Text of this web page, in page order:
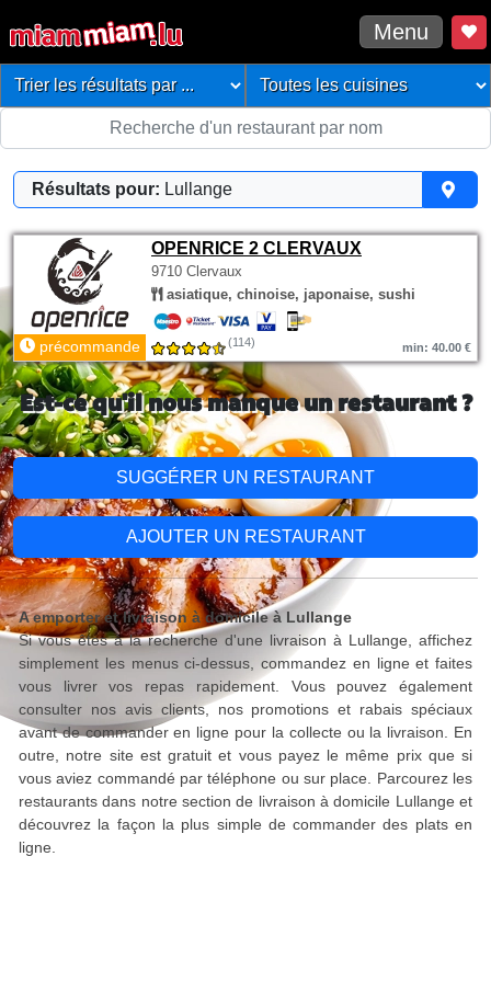
Menu
Résultats pour: Lullange
OPENRICE 2 CLERVAUX
9710 Clervaux
asiatique, chinoise, japonaise, sushi
précommande (114) min: 40.00 €
Est-ce qu'il nous manque un restaurant ?
SUGGÉRER UN RESTAURANT
AJOUTER UN RESTAURANT
A emporter et livraison à domicile à Lullange
Si vous êtes à la recherche d'une livraison à Lullange, affichez
simplement les menus ci-dessus, commandez en ligne et faites
vous livrer vos repas rapidement. Vous pouvez également
consulter nos avis clients, nos promotions et rabais spéciaux
avant de commander en ligne pour la collecte ou la livraison. En
outre, notre site est gratuit et vous payez le même prix que si
vous aviez commandé par téléphone ou sur place. Parcourez les
restaurants dans notre section de livraison à domicile Lullange et
découvrez la façon la plus simple de commander des plats en
ligne.